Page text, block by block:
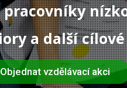
a další
Objednat vzdělávací akci